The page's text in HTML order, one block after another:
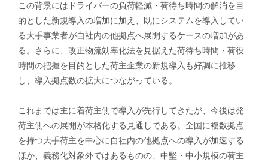
この背景にはドライバーの負荷軽減・荷待ち時間の解消を目
的とした新規導入の増加に加え、既にシステムを導入してい
る大手事業者が自社内の他拠点へ展開するケースの増加があ
る。さらに、改正物流効率化法を見据えた荷待ち時間・荷役
時間の把握を目的とした荷主企業の新規導入も好調に推移
し、導入拠点数の拡大につながっている。
これまでは主に着荷主側で導入が先行してきたが、今後は発
荷主側への展開が本格化する見通しである。全国に複数拠点
を持つ大手荷主を中心に自社内の他拠点への導入が加速する
ほか、義務化対象外ではあるものの、中堅・中小規模の荷主